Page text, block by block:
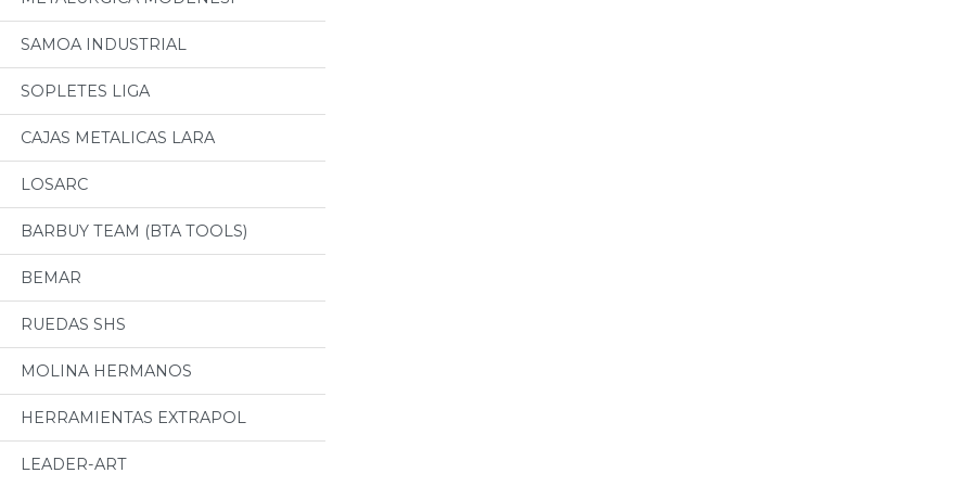
SAMOA INDUSTRIAL
SOPLETES LIGA
CAJAS METALICAS LARA
LOSARC
BARBUY TEAM (BTA TOOLS)
BEMAR
RUEDAS SHS
MOLINA HERMANOS
HERRAMIENTAS EXTRAPOL
LEADER-ART